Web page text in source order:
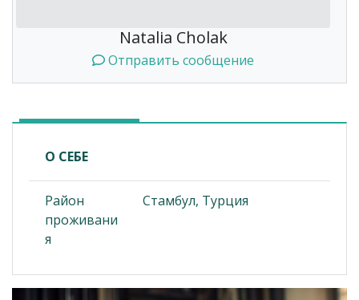
Natalia Cholak
Отправить сообщение
О СЕБЕ
Район
проживани
я
Стамбул, Турция